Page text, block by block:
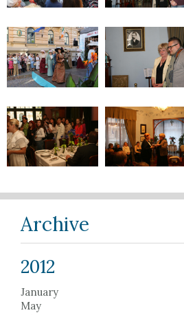
Archive
2012
January
May